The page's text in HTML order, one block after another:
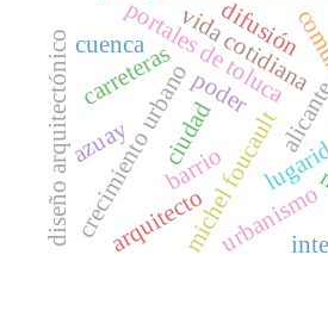
michel foucault
poder
ciudad
portales de toluca
vida cotidiana
barrio
difusión
crecimiento urbano
arquitectourbanismo
carreteras
azuay
cuenca
diseño arquitectónico